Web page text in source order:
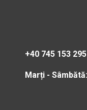
+40 745 153 295
Marți -